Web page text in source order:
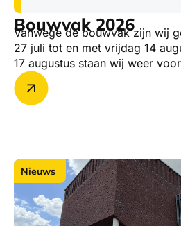
Bouwvak 2026
Vanwege de bouwvak zijn wij
27 juli tot en met vrijdag 14
17 augustus staan wij weer
Nieuws